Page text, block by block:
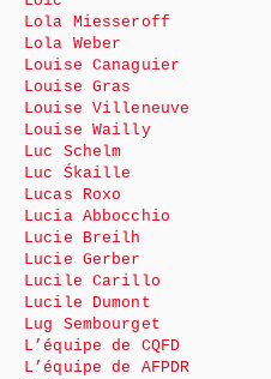
Lola Miesseroff
Lola Weber
Louise Canaguier
Louise Gras
Louise Villeneuve
Louise Wailly
Luc Schelm
Luc Śkaille
Lucas Roxo
Lucia Abbocchio
Lucie Breilh
Lucie Gerber
Lucile Carillo
Lucile Dumont
Lug Sembourget
L’équipe de CQFD
L’équipe de AFPDR